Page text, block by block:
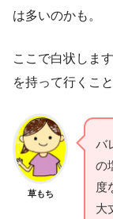
は多いのかも。
ここで白状しま
を持って行くこ
草もち
バ
の
度
大